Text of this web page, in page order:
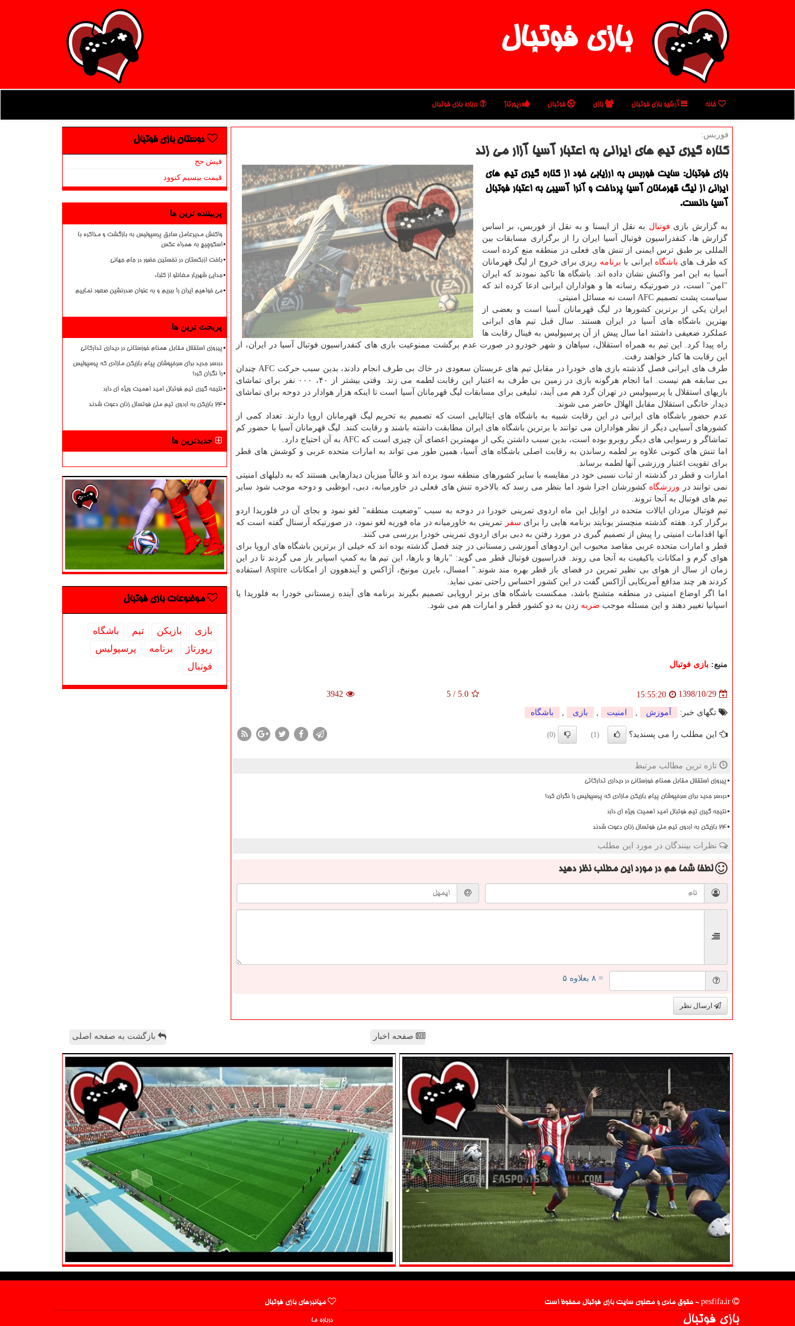
بازی فوتبال
خانه آرشیو بازی فوتبال بازی فوتبال رپورتاژ درباره بازی فوتبال
فوربس:
كناره گیری تیم های ایرانی به اعتبار آسیا آزار می زند
بازی فوتبال: سایت فوربس به ارزیابی خود از كناره گیری تیم های
ایرانی از لیگ قهرمانان آسیا پرداخت و آنرا آسیبی به اعتبار فوتبال
آسیا دانست.
به گزارش بازی فوتبال به نقل از ایسنا و به نقل از فوربس، بر اساس
گزارش ها، كنفدراسیون فوتبال آسیا ایران را از برگزاری مسابقات بین
المللی بر طبق ترس ایمنی از تنش های فعلی در منطقه منع كرده است
كه طرف های باشگاه ایرانی با برنامه ریزی برای خروج از لیگ قهرمانان
آسیا به این امر واكنش نشان داده اند. باشگاه ها تاكید نمودند كه ایران
"امن" است، در صورتیكه رسانه ها و هواداران ایرانی ادعا كرده اند كه
سیاست پشت تصمیم AFC است نه مسائل امنیتی.
ایران یكی از برترین كشورها در لیگ قهرمانان آسیا است و بعضی از
بهترین باشگاه های آسیا در ایران هستند. سال قبل تیم های ایرانی
عملكرد ضعیفی داشتند اما سال پیش از آن پرسپولیس به فینال رقابت ها
راه پیدا كرد. این تیم به همراه استقلال، سپاهان و شهر خودرو در صورت عدم برگشت ممنوعیت بازی های كنفدراسیون فوتبال آسیا در ایران، از
این رقابت ها كنار خواهند رفت.
طرف های ایرانی فصل گذشته بازی های خودرا در مقابل تیم های عربستان سعودی در خاك بی طرف انجام دادند، بدین سبب حركت AFC چندان
بی سابقه هم نیست. اما انجام هرگونه بازی در زمین بی طرف به اعتبار این رقابت لطمه می زند. وقتی بیشتر از ۴۰، ۰۰۰ نفر برای تماشای
بازیهای استقلال یا پرسپولیس در تهران گرد هم می آیند، تبلیغی برای مسابقات لیگ قهرمانان آسیا است تا اینكه هزار هوادار در دوحه برای تماشای
دیدار خانگی استقلال مقابل الهلال حاضر می شوند.
عدم حضور باشگاه های ایرانی در این رقابت شبیه به باشگاه های ایتالیایی است كه تصمیم به تحریم لیگ قهرمانان اروپا دارند. تعداد كمی از
كشورهای آسیایی دیگر از نظر هواداران می توانند با برترین باشگاه های ایران مطابقت داشته باشند و رقابت كنند. لیگ قهرمانان آسیا با حضور كم
تماشاگر و رسوایی های دیگر روبرو بوده است، بدین سبب داشتن یكی از مهمترین اعضای آن چیزی است كه AFC به آن احتیاج دارد.
اما تنش های كنونی علاوه بر لطمه رساندن به رقابت اصلی باشگاه های آسیا، همین طور می تواند به امارات متحده عربی و كوشش های قطر
برای تقویت اعتبار ورزشی آنها لطمه برساند.
امارات و قطر در گذشته از ثبات نسبی خود در مقایسه با سایر كشورهای منطقه سود برده اند و غالباً میزبان دیدارهایی هستند كه به دلیلهای امنیتی
نمی توانند در ورزشگاه كشورشان اجرا شود اما بنظر می رسد كه بالاخره تنش های فعلی در خاورمیانه، دبی، ابوظبی و دوحه موجب شود سایر
تیم های فوتبال به آنجا نروند.
تیم فوتبال مردان ایالات متحده در اوایل این ماه اردوی تمرینی خودرا در دوحه به سبب "وضعیت منطقه" لغو نمود و بجای آن در فلوریدا اردو
برگزار كرد. هفته گذشته منچستر یونایتد برنامه هایی را برای سفر تمرینی به خاورمیانه در ماه فوریه لغو نمود، در صورتیكه آرسنال گفته است كه
آنها اقدامات امنیتی را پیش از تصمیم گیری در مورد رفتن به دبی برای اردوی تمرینی خودرا بررسی می كنند.
قطر و امارات متحده عربی مقاصد محبوب این اردوهای آموزشی زمستانی در چند فصل گذشته بوده اند كه خیلی از برترین باشگاه های اروپا برای
هوای گرم و امكانات باكیفیت به آنجا می روند. فدراسیون فوتبال قطر می گوید: "بارها و بارها، این تیم ها به كمپ اسپایر باز می گردند تا در این
زمان از سال از هوای بی نظیر تمرین در فضای باز قطر بهره مند شوند." امسال، بایرن مونیخ، آژاكس و آیندهوون از امكانات Aspire استفاده
كردند هر چند مدافع آمریكایی آژاكس گفت در این كشور احساس راحتی نمی نماید.
اما اگر اوضاع امنیتی در منطقه متشنج باشد، ممكنست باشگاه های برتر اروپایی تصمیم بگیرند برنامه های آینده زمستانی خودرا به فلوریدا یا
اسپانیا تغییر دهند و این مسئله موجب ضربه زدن به دو كشور قطر و امارات هم می شود.
منبع: بازی فوتبال
1398/10/29
15:55:20
5.0
/
5
3942
تگهای خبر: آموزش امنیت بازی باشگاه
این مطلب را می پسندید؟ (1)
(0)
تازه ترین مطالب مرتبط
پیروزی استقلال مقابل همنام خوزستانی در دیداری تدارکاتی
دردسر جدید برای سرخپوشان پیام بازیکن مازادی که پرسپولیس را نگران کرد!
نتیجه گیری تیم فوتبال امید اهمیت ویژه ای دارد
۲۴ بازیکن به اردوی تیم ملی فوتسال زنان دعوت شدند
نظرات بینندگان در مورد این مطلب
لطفا شما همدر مورد این مطلب نظر دهید
= ۸ بعلاوه ۵
ارسال نظر
دوستان بازی فوتبال
فیش حج
قیمت بیسیم کنوود
پربیننده ترین ها
واکنش مدیرعامل سابق پرسپولیس به بازگشت و مذاکره با
اسکوچیچ به همراه عکس
باخت ازبکستان در نخستین حضور در جام جهانی
جدایی شهریار مغانلو از کلباء
می خواهیم ایران را ببریم و به عنوان صدرنشین صعود نماییم
پربحث ترین ها
پیروزی استقلال مقابل همنام خوزستانی در دیداری تدارکاتی
دردسر جدید برای سرخپوشان پیام بازیکن مازادی که پرسپولیس
را نگران کرد!
نتیجه گیری تیم فوتبال امید اهمیت ویژه ای دارد
۲۴ بازیکن به اردوی تیم ملی فوتسال زنان دعوت شدند
جدیدترین ها
موضوعات بازی فوتبال
بازی بازیكن تیم
باشگاه
رپورتاژ
برنامه
پرسپولیس
فوتبال
صفحه اخبار بازگشت به صفحه اصلی
بازی فوتبال
میانبرهای بازی فوتبال
درباره ما